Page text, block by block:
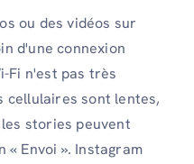
ou des vidéos sur
d'une connexion
Fi n'est pas très
cellulaires sont lentes,
stories peuvent
Envoi ». Instagram